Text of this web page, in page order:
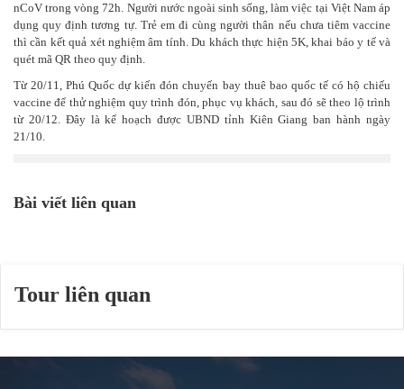
nCoV trong vòng 72h. Người nước ngoài sinh sống, làm việc tại Việt Nam áp
dụng quy định tương tự. Trẻ em đi cùng người thân nếu chưa tiêm vaccine
thì cần kết quả xét nghiệm âm tính. Du khách thực hiện 5K, khai báo y tế và
quét mã QR theo quy định.
Từ 20/11, Phú Quốc dự kiến đón chuyến bay thuê bao quốc tế có hộ chiếu
vaccine để thử nghiệm quy trình đón, phục vụ khách, sau đó sẽ theo lộ trình
từ 20/12. Đây là kế hoạch được UBND tỉnh Kiên Giang ban hành ngày
21/10.
Bài viết liên quan
Tour liên quan